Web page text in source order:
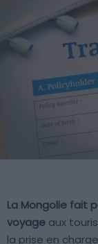
La Mongolie fait
voyage aux
la prise en